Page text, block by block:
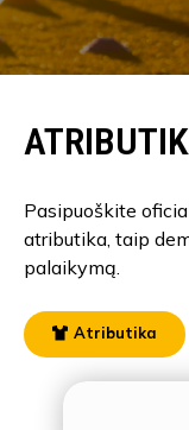
Pasipuoškite
atributika, taip
palaikymą.
Atributika